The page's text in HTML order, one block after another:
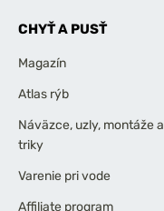
CHYŤ A PUSŤ
Magazín
Atlas rýb
Náväzce, uzly, montáže a
triky
Varenie pri vode
Affiliate program